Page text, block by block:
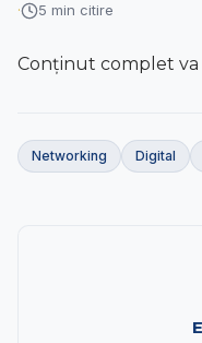
· 5 min citire
Conținut complet
Networking Digital